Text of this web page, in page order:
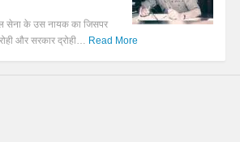
सेना के उस नायक का जिसपर
और सरकार द्रोही… Read More